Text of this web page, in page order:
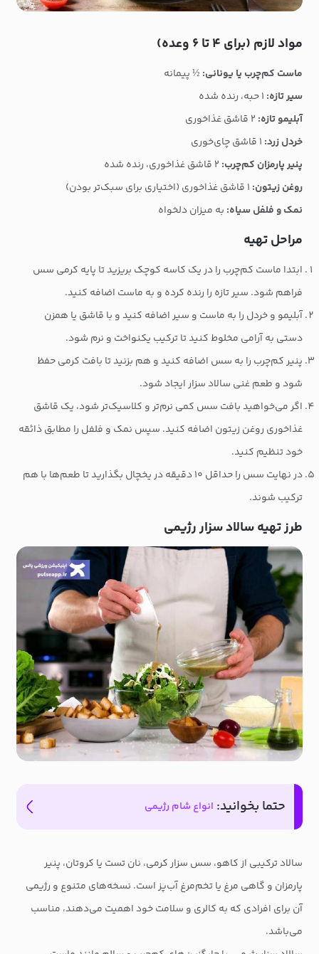
مواد لازم (برای ۴ تا ۶ وعده)
ماست کم‌چرب یا یونانی: ½ پیمانه
سیر تازه:
آبلیمو تازه:
خردل زرد:
پنیر پارمزان کم‌چرب:
روغن زیتون:
نمک و فلفل سیاه: به میزان دلخواه
مراحل تهیه
ابتدا ماست کم‌چرب را در یک کاسه کوچک بریزید تا پایه کرمی سس
فراهم شود. سیر تازه را رنده کرده و به ماست اضافه کنید.
آبلیمو و خردل را به ماست و سیر اضافه کنید و با قاشق یا همزن
دستی به آرامی مخلوط کنید تا ترکیب یکنواخت و نرم شود.
پنیر کم‌چرب را به سس اضافه کنید و هم بزنید تا بافت کرمی حفظ
شود و طعم غنی سالاد سزار ایجاد شود.
اگر می‌خواهید بافت سس کمی نرم‌تر و کلاسیک‌تر شود، یک قاشق
غذاخوری روغن زیتون اضافه کنید. سپس نمک و فلفل را مطابق ذائقه
خود تنظیم کنید.
در نهایت سس را حداقل ۱۰ دقیقه در یخچال بگذارید تا طعم‌ها با هم
ترکیب شوند.
طرز تهیه سالاد سزار رژیمی
حتما بخوانید: انواع شام رژیمی
سالاد ترکیبی از کاهو، سس سزار کرمی، نان تست یا کروتان، پنیر
پارمزان و گاهی مرغ یا تخم‌مرغ آب‌پز است. نسخه‌های متنوع و رژیمی
آن برای افرادی که به کالری و سلامت خود اهمیت می‌دهند، مناسب
می‌باشد.